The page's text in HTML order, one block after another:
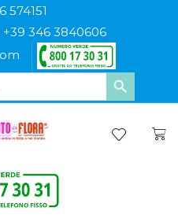
574151
+39 346 3840606